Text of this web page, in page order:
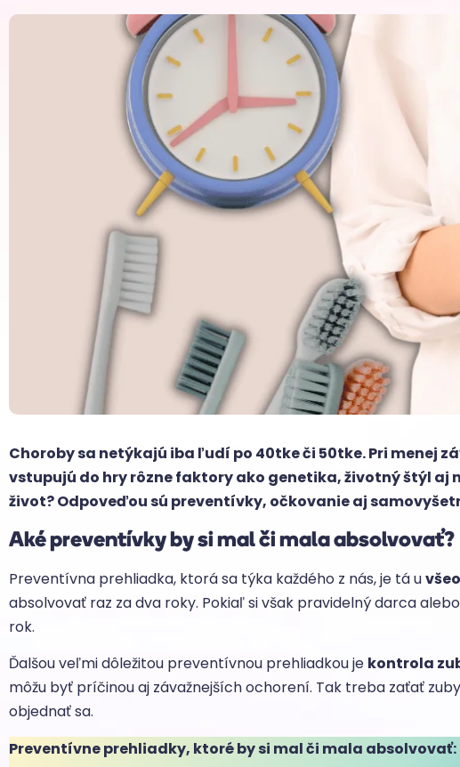
Choroby sa netýkajú iba ľudí po 40tke či 50tke. Pri menej
vstupujú do hry rôzne faktory ako genetika, životný štýl aj
život? Odpoveďou sú preventívky, očkovanie aj
Aké preventívky by si mal či mala absolvovať?
Preventívna prehliadka, ktorá sa týka každého z nás, je tá u
absolvovať raz za dva roky. Pokiaľ si však pravidelný darca
rok.
Ďalšou veľmi dôležitou preventívnou prehliadkou je kontrola
môžu byť príčinou aj závažnejších ochorení. Tak treba zaťať
objednať sa.
Preventívne prehliadky, ktoré by si mal či mala absolvovať: